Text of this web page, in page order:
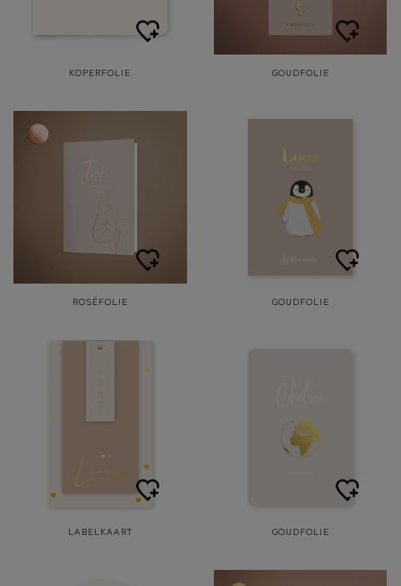
KOPERFOLIE GOUDFOLIE
ROSÉFOLIE GOUDFOLIE
LABELKAART GOUDFOLIE